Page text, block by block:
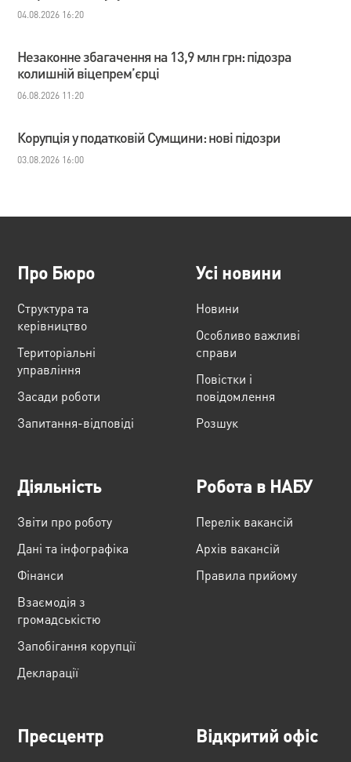
04.08.2026 16:20
Незаконне збагачення на 13,9 млн грн: підозра
колишній віцепрем’єрці
06.08.2026 11:20
Корупція у податковій Сумщини: нові підозри
03.08.2026 16:00
Про Бюро
Структура та
керівництво
Територіальні
управління
Засади роботи
Запитання-відповіді
Усі новини
Новини
Особливо важливі
справи
Повістки і
повідомлення
Розшук
Діяльність
Звіти про роботу
Дані та інфографіка
Фінанси
Взаємодія з
громадськістю
Запобігання корупції
Декларації
Робота в НАБУ
Перелік вакансій
Архів вакансій
Правила прийому
Пресцентр Відкритий офіс